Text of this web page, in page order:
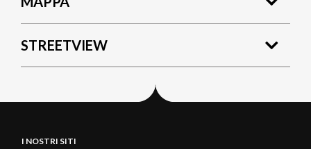
STREETVIEW
I NOSTRI SITI